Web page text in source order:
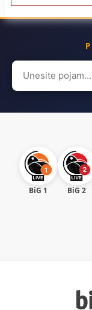
Search
for:
BiG 1 BiG 2